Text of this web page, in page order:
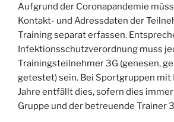
Aufgrund der Coronapandemie
Kontakt- und Adressdaten der
Training separat erfassen.
Infektionsschutzverordnung muss
Trainingsteilnehmer 3G (genesen,
getestet) sein. Bei Sportgruppen mit
Jahre entfällt dies, sofern dies
Gruppe und der betreuende Trainer